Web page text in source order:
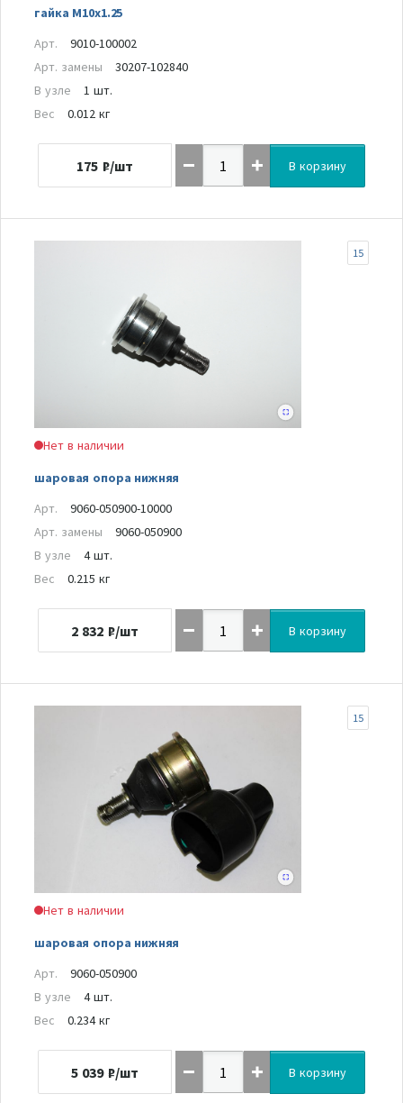
гайка M10x1.25
Арт.
9010-100002
Арт. замены
30207-102840
В узле
1 шт.
Вес
0.012 кг
175 ₽/шт В корзину
Нет в наличии
шаровая опора нижняя
15
Арт.
9060-050900-10000
Арт. замены
9060-050900
В узле
4 шт.
Вес
0.215 кг
2 832 ₽/шт В корзину
Нет в наличии
шаровая опора нижняя
15
Арт.
9060-050900
В узле
4 шт.
Вес
0.234 кг
5 039 ₽/шт В корзину